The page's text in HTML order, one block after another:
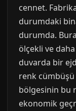
cennet.
durumdaki
durumda.
ölçekli ve
duvarda bir
renk
bölgesinin bu
ekonomik